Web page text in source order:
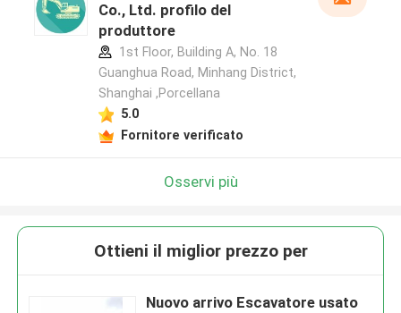
Co., Ltd. profilo del
produttore
1st Floor, Building A, No. 18
Guanghua Road, Minhang District,
Shanghai ,Porcellana
5.0
Fornitore verificato
Osservi più
Ottieni il miglior prezzo per
Nuovo arrivo Escavatore usato